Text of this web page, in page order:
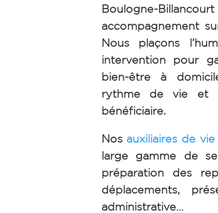
Boulogne-
accompagnement
Nous plaçons
intervention pour
bien-être à
rythme de vie et
bénéficiaire.
Nos auxiliaires de vie
large gamme de
préparation des
déplacements,
administrative…